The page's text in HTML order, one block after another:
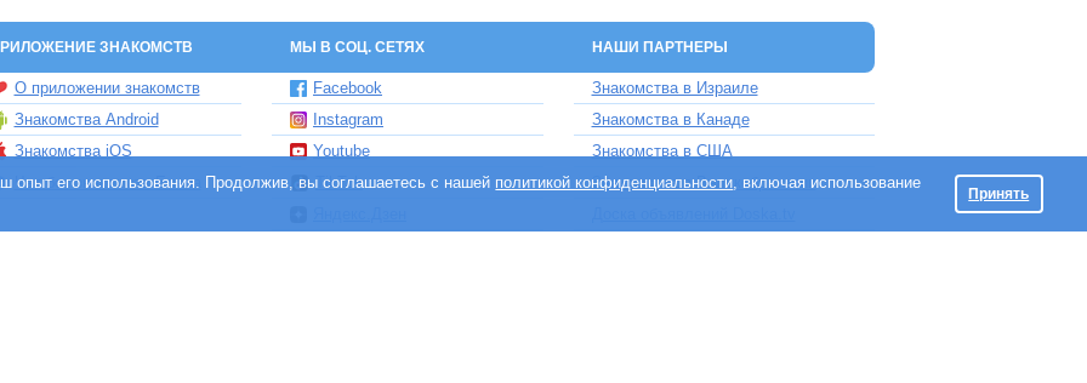
ЗНАКОМСТВ МЫ В СОЦ. СЕТЯХ НАШИ ПАРТНЕРЫ
О приложении знакомств
Знакомства Android
Знакомства iOS
Чат бот знакомств Елена
Facebook
Instagram
Youtube
TikTok
Знакомства в Израиле
Знакомства в Канаде
Знакомства в США
Знакомства в Великобритании
опыт его использования. Продолжив, вы соглашаетесь с нашей политикой конфиденциальности, включая использование
Принять